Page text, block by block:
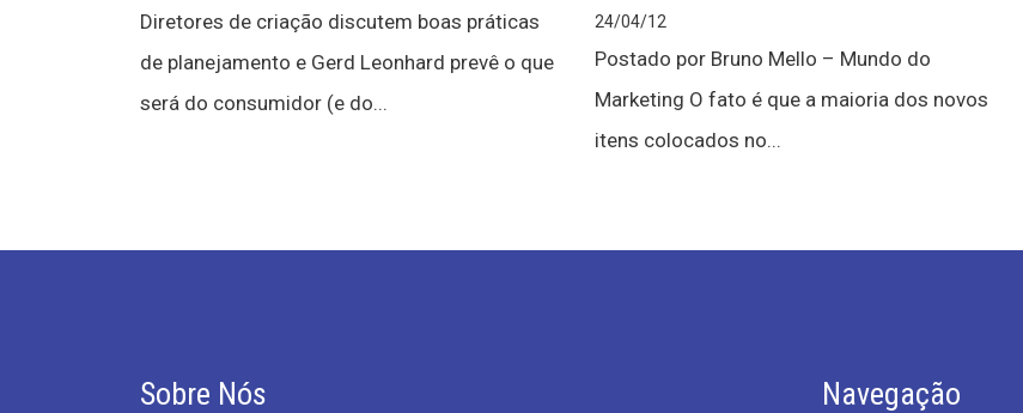
Diretores de criação discutem boas práticas
de planejamento e Gerd Leonhard prevê o que
será do consumidor (e do...
24/04/12
Postado por Bruno Mello – Mundo do
Marketing O fato é que a maioria dos novos
itens colocados no...
Sobre Nós Navegação